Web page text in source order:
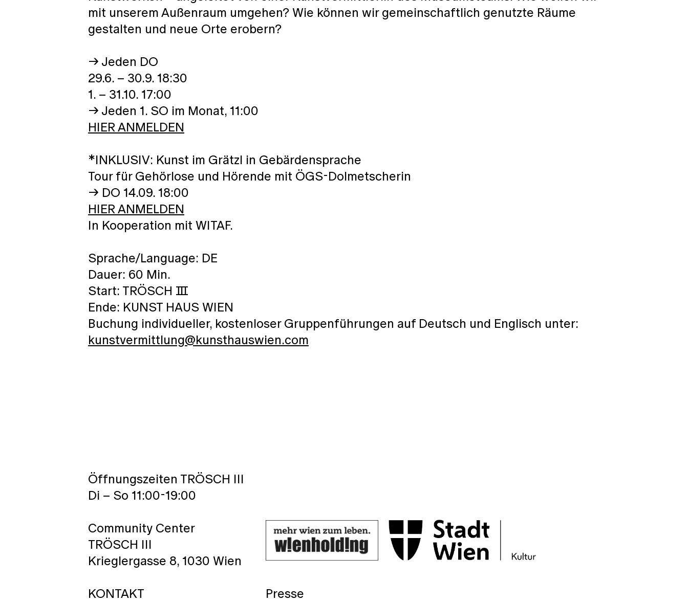
mit unserem Außenraum umgehen? Wie können wir gemeinschaftlich genutzte Räume
gestalten und neue Orte erobern?
→ Jeden DO
29.6. – 30.9. 18:30
1. – 31.10. 17:00
→ Jeden 1. SO im Monat, 11:00
HIER ANMELDEN
*INKLUSIV: Kunst im Grätzl in Gebärdensprache
Tour für Gehörlose und Hörende mit ÖGS-Dolmetscherin
→ DO 14.09. 18:00
HIER ANMELDEN
In Kooperation mit WITAF.
Sprache/Language: DE
Dauer: 60 Min.
Start: TRÖSCH Ⅲ
Ende: KUNST HAUS WIEN
Buchung individueller, kostenloser Gruppenführungen auf Deutsch und Englisch unter:
kunstvermittlung@kunsthauswien.com
Öffnungszeiten TRÖSCH III
Di – So 11:00-19:00
Community Center
TRÖSCH III
Krieglergasse 8, 1030 Wien
KONTAKT
Presse